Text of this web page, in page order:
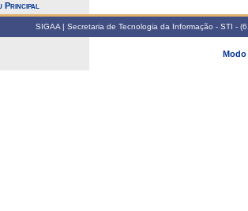
Principal
SIGAA | Secretaria de Tecnologia da Informação - STI -
Modo